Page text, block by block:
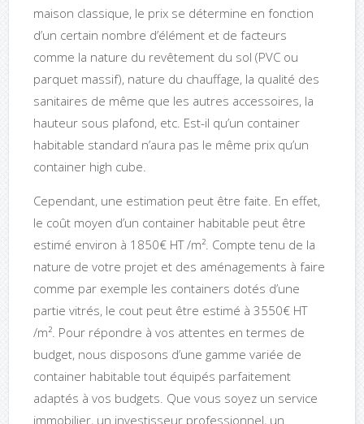
maison classique, le prix se détermine en fonction
d’un certain nombre d’élément et de facteurs
comme la nature du revêtement du sol (PVC ou
parquet massif), nature du chauffage, la qualité des
sanitaires de même que les autres accessoires, la
hauteur sous plafond, etc. Est-il qu’un container
habitable standard n’aura pas le même prix qu’un
container high cube.
Cependant, une estimation peut être faite. En effet,
le coût moyen d’un container habitable peut être
estimé environ à 1850€ HT /m². Compte tenu de la
nature de votre projet et des aménagements à faire
comme par exemple les containers dotés d’une
partie vitrés, le cout peut être estimé à 3550€ HT
/m². Pour répondre à vos attentes en termes de
budget, nous disposons d’une gamme variée de
container habitable tout équipés parfaitement
adaptés à vos budgets. Que vous soyez un service
immobilier, un investisseur professionnel, un